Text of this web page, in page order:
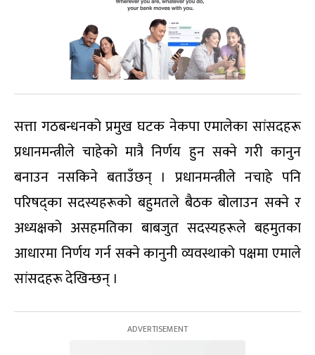
सत्ता गठबन्धनको प्रमुख घटक नेकपा एमालेका सांसदहरू
प्रधानमन्त्रीले चाहेको मात्रै निर्णय हुन सक्ने गरी कानुन
बनाउन नसकिने बताउँछन् । प्रधानमन्त्रीले नचाहे पनि
परिषद्का सदस्यहरूको बहुमतले बैठक बोलाउन सक्ने र
अध्यक्षको असहमतिका बाबजुत सदस्यहरूले बहमुतका
आधारमा निर्णय गर्न सक्ने कानुनी व्यवस्थाको पक्षमा एमाले
सांसदहरू देखिन्छन् ।